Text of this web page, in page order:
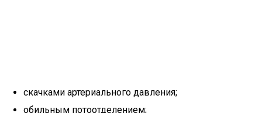
скачками артериального давления;
обильным потоотделением;